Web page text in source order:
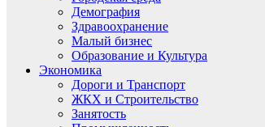
Демография
Здравоохранение
Малый бизнес
Образование и Культура
Экономика
Дороги и Транспорт
ЖКХ и Строительство
Занятость